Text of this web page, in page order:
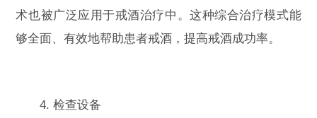
术也被广泛应用于戒酒治疗中。这种综合治疗模式能
够全面、有效地帮助患者戒酒，提高戒酒成功率。
4. 检查设备